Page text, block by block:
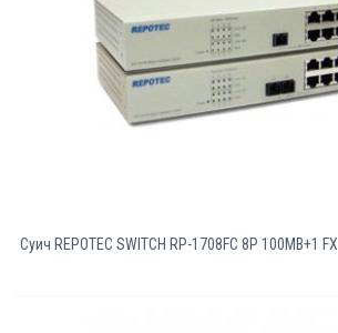
Суич REPOTEC SWITCH RP-1708FC 8P 100MB+1 FX